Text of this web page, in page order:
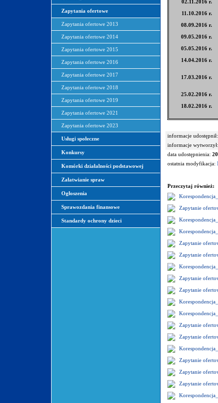
Zapytania ofertowe
Zapytania ofertowe 2013
Zapytania ofertowe 2014
Zapytania ofertowe 2015
Zapytania ofertowe 2016
Zapytania ofertowe 2017
Zapytania ofertowe 2018
Zapytania ofertowe 2019
Zapytania ofertowe 2021
Zapytania ofertowe 2023
Usługi społeczne
Konkursy
Komórki działalności podstawowej
Załatwianie spraw
Ogłoszenia
Sprawozdania finansowe
Standardy ochrony dzieci
02.11.2016 r.
11.10.2016 r.
08.09.2016 r.
09.05.2016 r.
05.05.2016 r.
14.04.2016 r.
17.03.2016 r.
25.02.2016 r.
18.02.2016 r.
informacje udostępnił:
informacje wytworzył:
data udostępnienia:
ostatnia modyfikacja:
Przeczytaj również:
Zapytanie
Zapytanie
Zapytanie
Zapytanie
Zapytanie
Zapytanie
Zapytanie
Zapytanie
Zapytanie
Zapytanie